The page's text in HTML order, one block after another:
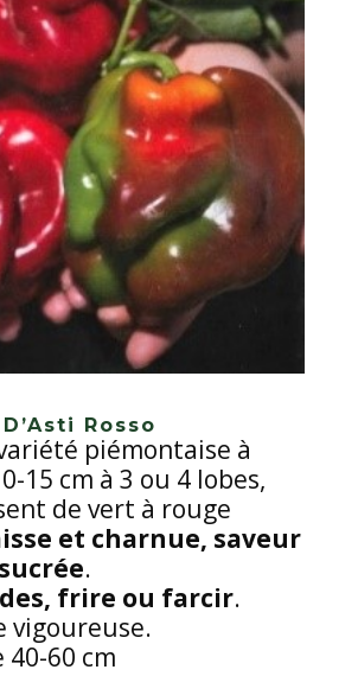
Rosso
piémontaise à
15 cm à 3 ou 4 lobes,
de vert à rouge
et charnue, saveur
.
frire ou farcir.
vigoureuse.
40-60 cm